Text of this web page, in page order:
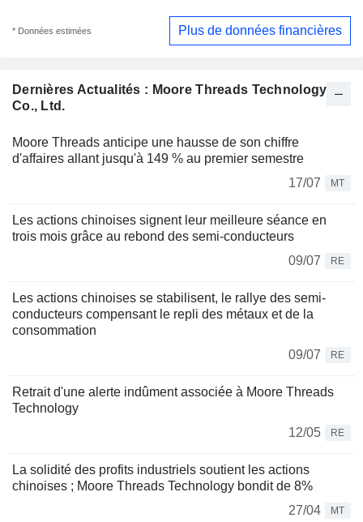
Dernières Actualités : Moore Threads Technology
Co., Ltd.
Moore Threads anticipe une hausse de son chiffre
d'affaires allant jusqu'à 149 % au premier semestre
17/07
MT
Les actions chinoises signent leur meilleure séance en
trois mois grâce au rebond des semi-conducteurs
09/07
RE
Les actions chinoises se stabilisent, le rallye des semi-
conducteurs compensant le repli des métaux et de la
consommation
09/07
RE
Retrait d'une alerte indûment associée à Moore Threads
Technology
12/05
RE
La solidité des profits industriels soutient les actions
chinoises ; Moore Threads Technology bondit de 8%
27/04
MT
* Données estimées Plus de données financières